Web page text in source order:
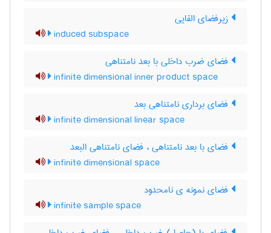
زیرفضای القایی
induced subspace
فضای ضرب داخلی با بعد نامتناهی
infinite dimensional inner product space
فضای برداری نامتناهی بعد
infinite dimensional linear space
فضای با بعد نامتناهی ، فضای نامتناهی البعد
infinite dimensional space
فضای نمونه ی نامحدود
infinite sample space